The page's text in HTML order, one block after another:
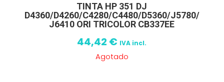
TINTA HP 351 DJ
D4360/D4260/C4280/C4480/D5360/J5780/
J6410 ORI TRICOLOR CB337EE
44,42 € IVA incl.
Agotado